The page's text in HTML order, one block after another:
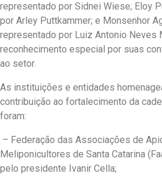
representado por Sidnei Wiese; Eloy
por Arley Puttkammer; e Monsenhor
representado por Luiz Antonio Neves
reconhecimento especial por suas
ao setor.
As instituições e entidades
contribuição ao fortalecimento da
foram:
– Federação das Associações de
Meliponicultores de Santa Catarina
pelo presidente Ivanir Cella;